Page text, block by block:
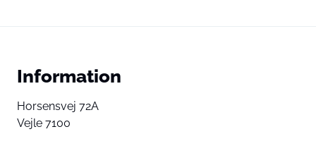
Information
Horsensvej 72A
Vejle 7100